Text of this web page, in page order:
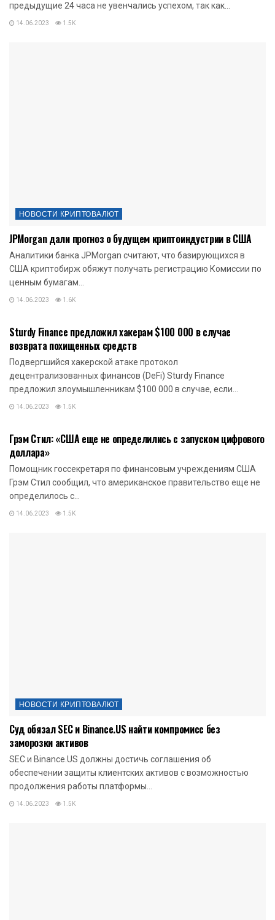
предыдущие 24 часа не увенчались успехом, так как...
14.06.2023 1.5K
НОВОСТИ КРИПТОВАЛЮТ
JPMorgan дали прогноз о будущем криптоиндустрии в США
Аналитики банка JPMorgan считают, что базирующихся в
США криптобирж обяжут получать регистрацию Комиссии по
ценным бумагам...
14.06.2023 1.6K
Sturdy Finance предложил хакерам $100 000 в случае
возврата похищенных средств
Подвергшийся хакерской атаке протокол
децентрализованных финансов (DeFi) Sturdy Finance
предложил злоумышленникам $100 000 в случае, если...
14.06.2023 1.5K
Грэм Стил: «США еще не определились с запуском цифрового
доллара»
Помощник госсекретаря по финансовым учреждениям США
Грэм Стил сообщил, что американское правительство еще не
определилось с...
14.06.2023 1.5K
НОВОСТИ КРИПТОВАЛЮТ
Суд обязал SEC и Binance.US найти компромисс без
заморозки активов
SEC и Binance.US должны достичь соглашения об
обеспечении защиты клиентских активов с возможностью
продолжения работы платформы...
14.06.2023 1.5K